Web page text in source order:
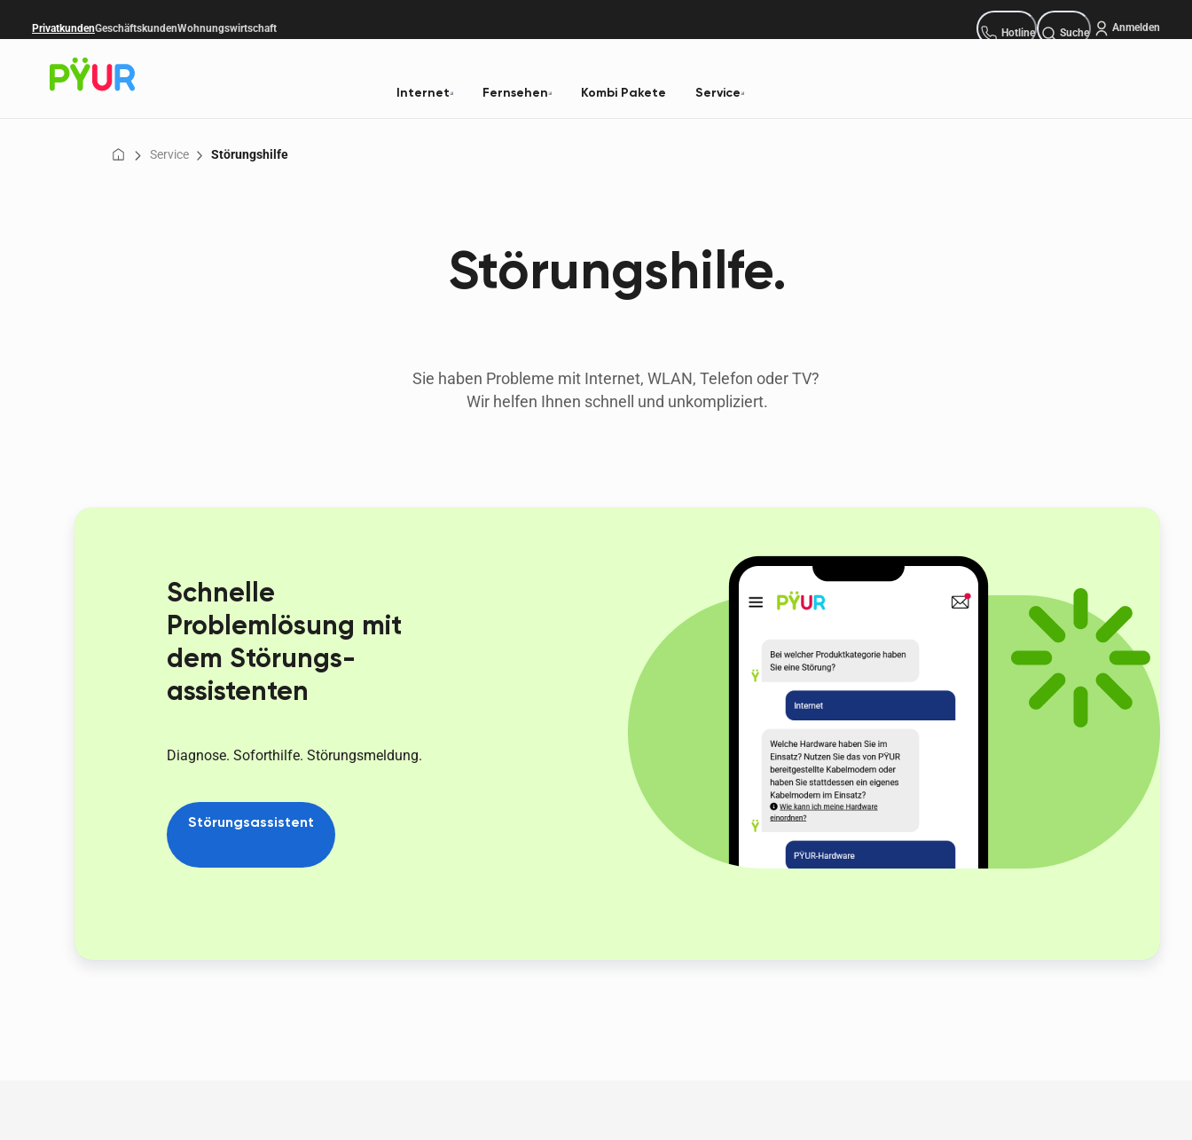
PrivatkundenGeschäftskundenWohnungswirtschaft Bestellhotline:
Hotline Suche Anmelden
Internet Fernsehen Kombi Pakete Service
Service Störungshilfe
Störungs­hilfe.
Sie haben Probleme mit Internet, WLAN, Telefon oder TV?
Wir helfen Ihnen schnell und unkompliziert.
Schnelle
Problemlösung mit
dem Störungs­
assistenten
Diagnose. Soforthilfe. Störungsmeldung.
Störungsassistent